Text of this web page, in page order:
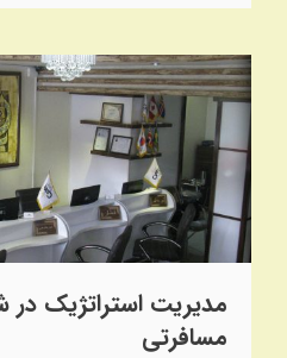
مدیریت استراتژیک
مسافرتی